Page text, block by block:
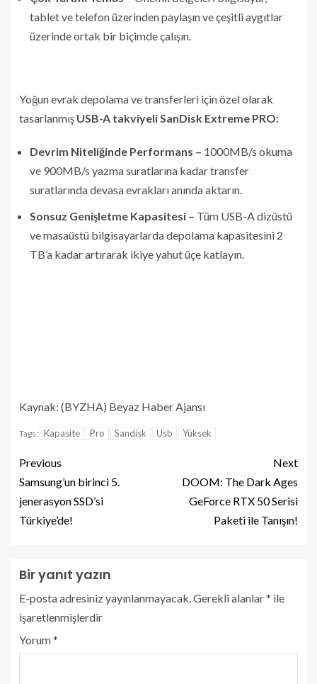
tablet ve telefon üzerinden paylaşın ve çeşitli aygıtlar
üzerinde ortak bir biçimde çalışın.
Yoğun evrak depolama ve transferleri için özel olarak
tasarlanmış USB-A takviyeli SanDisk Extreme PRO:
Devrim Niteliğinde Performans – 1000MB/s okuma
ve 900MB/s yazma suratlarına kadar transfer
suratlarında devasa evrakları anında aktarın.
Sonsuz Genişletme Kapasitesi – Tüm USB-A dizüstü
ve masaüstü bilgisayarlarda depolama kapasitesini 2
TB’a kadar artırarak ikiye yahut üçe katlayın.
Kaynak: (BYZHA) Beyaz Haber Ajansı
Tags: Kapasite Pro Sandisk Usb Yüksek
Previous
Samsung’un birinci 5.
jenerasyon SSD’si
Türkiye’de!
Next
DOOM: The Dark Ages
GeForce RTX 50 Serisi
Paketi ile Tanışın!
Bir yanıt yazın
E-posta adresiniz yayınlanmayacak. Gerekli alanlar* ile
işaretlenmişlerdir
Yorum*